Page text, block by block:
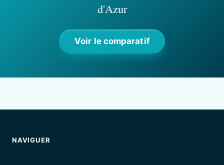
d'Azur
Voir le comparatif
NAVIGUER